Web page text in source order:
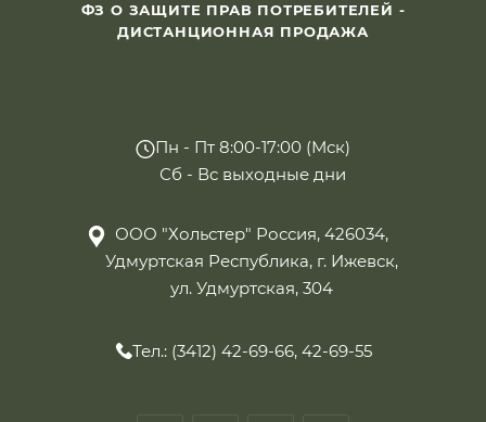
ФЗ О ЗАЩИТЕ ПРАВ ПОТРЕБИТЕЛЕЙ -
ДИСТАНЦИОННАЯ ПРОДАЖА
Пн - Пт 8:00-17:00 (Мск)
Сб - Вс выходные дни
ООО "Хольстер" Россия, 426034,
Удмуртская Республика, г. Ижевск,
ул. Удмуртская, 304
Тел.: (3412) 42-69-66, 42-69-55